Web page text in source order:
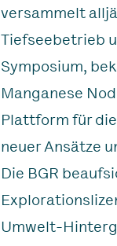
versammelt
Tiefseebetrieb
Symposium,
Manganese
Plattform für
neuer Ansätze
Die BGR
Umwelt-